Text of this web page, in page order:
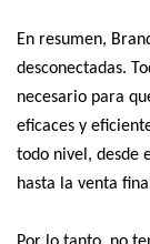
En resumen,
desconectadas.
necesario para
eficaces y
todo nivel, desde
hasta la venta